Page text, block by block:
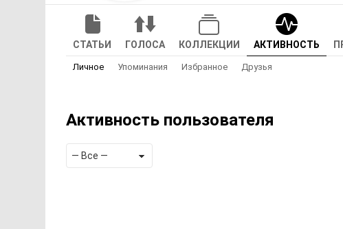
СТАТЬИ ГОЛОСА КОЛЛЕКЦИИ АКТИВНОСТЬ
Личное Упоминания Избранное Друзья
Активность пользователя
RSS